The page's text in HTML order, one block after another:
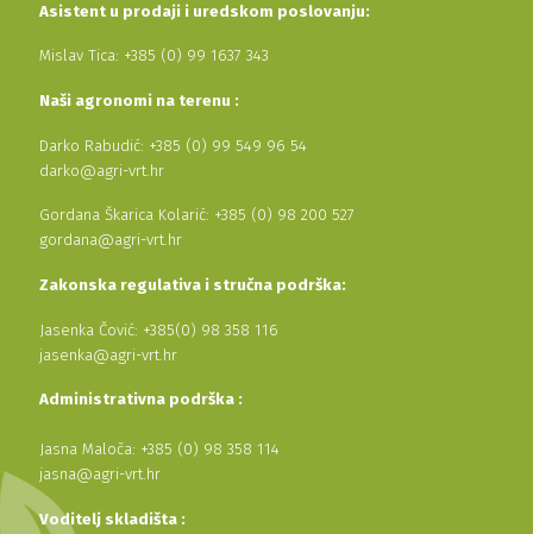
Asistent u prodaji i uredskom poslovanju:
Mislav Tica: +385 (0) 99 1637 343
Naši agronomi na terenu :
Darko Rabudić: +385 (0) 99 549 96 54
darko@agri-vrt.hr
Gordana Škarica Kolarić: +385 (0) 98 200 527
gordana@agri-vrt.hr
Zakonska regulativa i stručna podrška:
Jasenka Čović: +385(0) 98 358 116
jasenka@agri-vrt.hr
Administrativna podrška :
Jasna Maloča: +385 (0) 98 358 114
jasna@agri-vrt.hr
Voditelj skladišta :